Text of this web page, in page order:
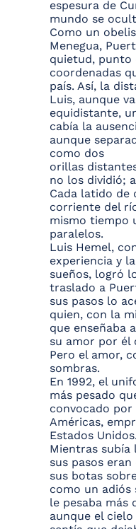
espesura de
mundo se
Como un
Menegua,
quietud, punto
coordenadas
país. Así, la
Luis, aunque
equidistante,
cabía la
aunque
como dos
orillas
no los dividió;
Cada latido de
corriente del
mismo tiempo
paralelos.
Luis Hemel,
experiencia y
sueños, logró
traslado a
sus pasos lo
quien, con la
que enseñaba
su amor por él
Pero el amor,
sombras.
En 1992, el
más pesado
convocado por
Américas,
Estados Unidos.
Mientras subía
sus pasos
sus botas
como un adiós
le pesaba más
aunque el